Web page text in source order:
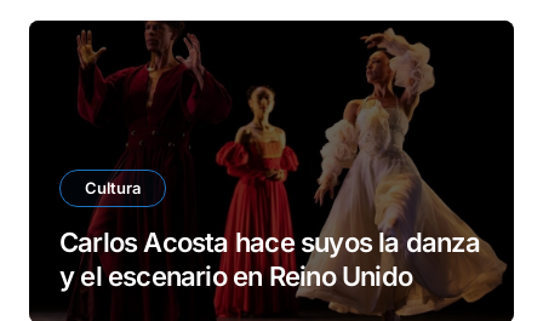
Cultura
Carlos Acosta hace suyos la danza
y el escenario en Reino Unido